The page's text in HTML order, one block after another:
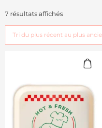
7 résultats affichés